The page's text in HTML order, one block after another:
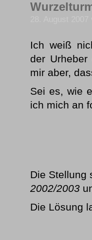
Ich weiß
der
mir aber,
Sei es, wie
ich mich an
Die Stellung
2002/2003
Die Lösung